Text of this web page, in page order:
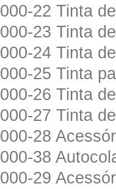
000-22 Tinta
000-23 Tinta
000-24 Tinta
000-25 Tinta
000-26 Tinta
000-27 Tinta
000-28
000-38
000-29